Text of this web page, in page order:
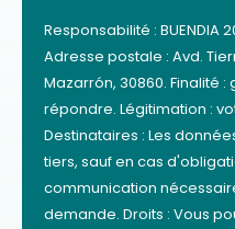
Responsabilité : BUENDIA
Adresse postale : Avd.
Mazarrón, 30860. Finalité
répondre. Légitimation :
Destinataires : Les
tiers, sauf en cas
communication
demande. Droits : Vous